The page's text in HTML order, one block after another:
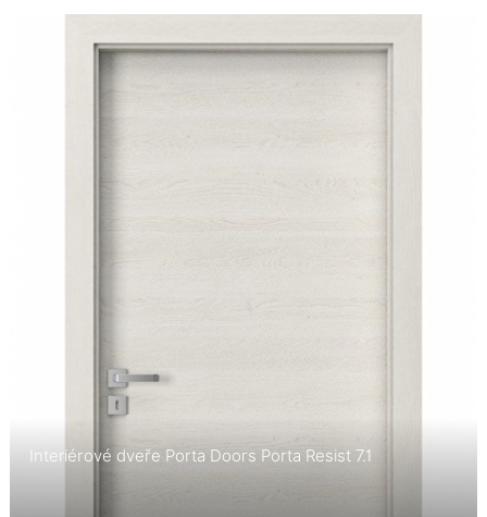
Interiérové dveře Porta Doors Porta Resist 7.1